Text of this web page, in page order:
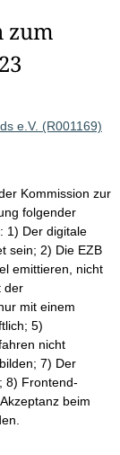
zum
e.V. (R001169)
Kommission zur
folgender
1) Der digitale
sein; 2) Die EZB
emittieren, nicht
der
mit einem
5)
nicht
7) Der
8) Frontend-
beim